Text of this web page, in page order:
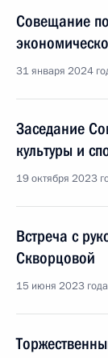
Совещание
31 января 2024
Заседание
культуры и
19 октября 2023
Встреча с
Скворцовой
15 июня 2023